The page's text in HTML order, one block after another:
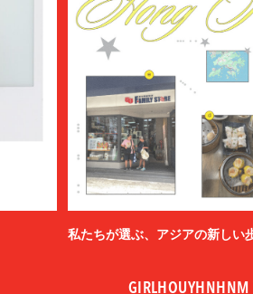
私たちが選ぶ、アジアの新しい
GIRLHOUYHNHNM